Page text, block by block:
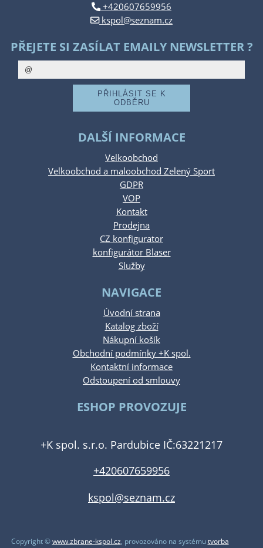
+420607659956
kspol@seznam.cz
PŘEJETE SI ZASÍLAT EMAILY NEWSLETTER ?
DALŠÍ INFORMACE
Velkoobchod
Velkoobchod a maloobchod Zelený Sport
GDPR
VOP
Kontakt
Prodejna
CZ konfigurator
konfigurátor Blaser
Služby
NAVIGACE
Úvodní strana
Katalog zboží
Nákupní košík
Obchodní podmínky +K spol.
Kontaktní informace
Odstoupení od smlouvy
ESHOP PROVOZUJE
+K spol. s.r.o. Pardubice IČ:63221217
+420607659956
kspol@seznam.cz
Copyright ©www.zbrane-kspol.cz, provozováno na systémutvorba